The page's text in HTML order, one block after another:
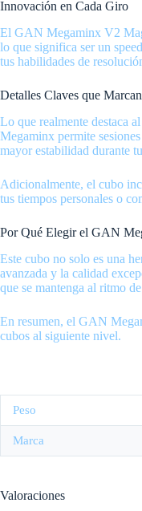
Innovación en Cada Giro
El GAN Megaminx V2
lo que significa ser un
tus habilidades de
Detalles Claves que
Lo que realmente destaca
Megaminx permite
mayor estabilidad durante
Adicionalmente, el cubo
tus tiempos personales o
Por Qué Elegir el GAN
Este cubo no solo es una
avanzada y la calidad
que se mantenga al ritmo
En resumen, el GAN
cubos al siguiente nivel.
Peso
Marca
Valoraciones